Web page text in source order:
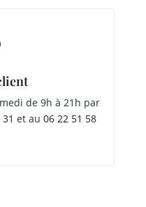
de 9h à 21h par
et au06 22 51 58